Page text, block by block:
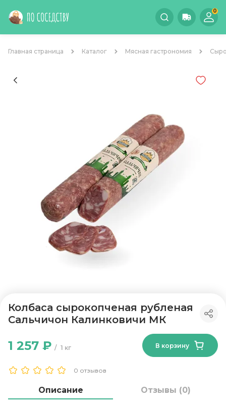
0
Главная страница Каталог Мясная гастрономия
Колбаса сырокопченая рубленая
Сальчичон Калинковичи МК
0 отзывов
1 кг
1 257 ₽ В корзину
Описание Отзывы (0)